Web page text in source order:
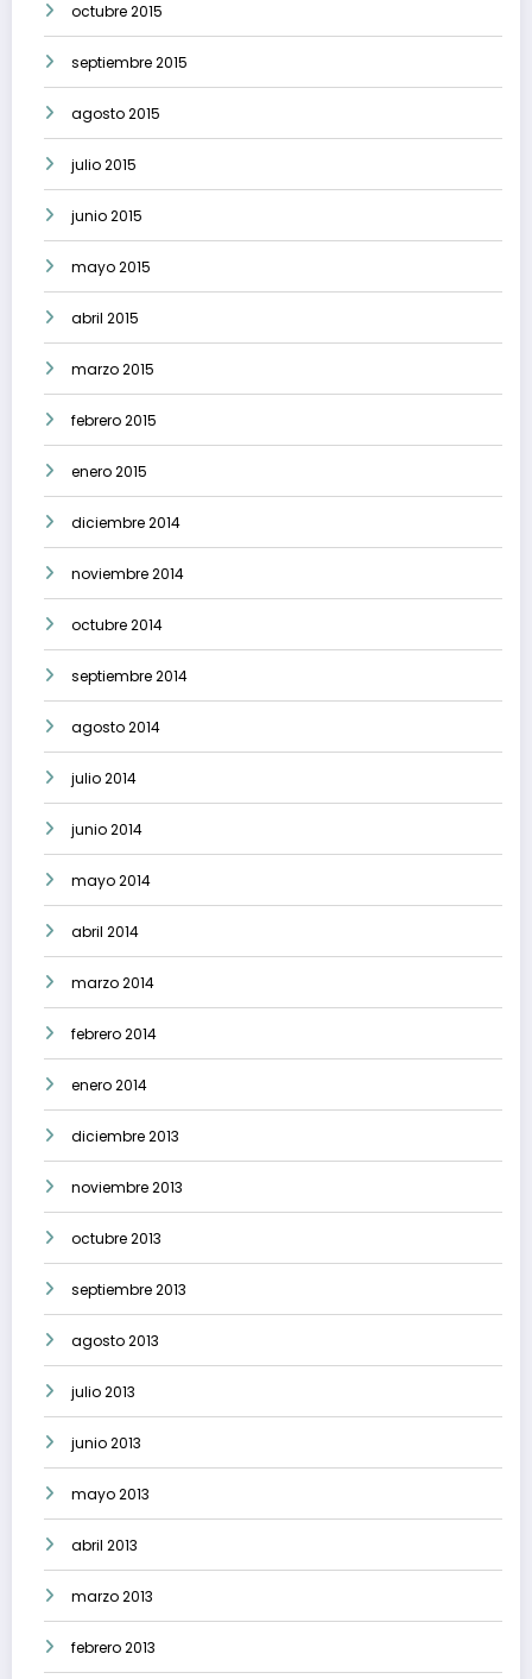
octubre 2015
septiembre 2015
agosto 2015
julio 2015
junio 2015
mayo 2015
abril 2015
marzo 2015
febrero 2015
enero 2015
diciembre 2014
noviembre 2014
octubre 2014
septiembre 2014
agosto 2014
julio 2014
junio 2014
mayo 2014
abril 2014
marzo 2014
febrero 2014
enero 2014
diciembre 2013
noviembre 2013
octubre 2013
septiembre 2013
agosto 2013
julio 2013
junio 2013
mayo 2013
abril 2013
marzo 2013
febrero 2013